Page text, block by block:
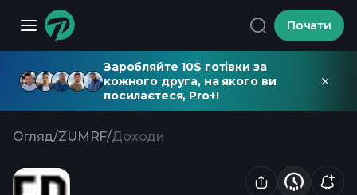
Почати
Заробляйте 10$ готівки за
кожного друга, на якого ви
посилаєтеся, Pro+!
Огляд/ZUMRF/Доходи